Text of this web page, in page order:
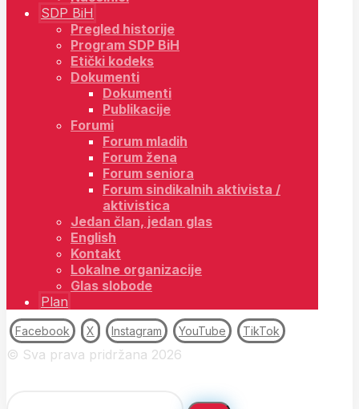
SDP BiH
Pregled historije
Program SDP BiH
Etički kodeks
Dokumenti
Dokumenti
Publikacije
Forumi
Forum mladih
Forum žena
Forum seniora
Forum sindikalnih aktivista /
aktivistica
Jedan član, jedan glas
English
Kontakt
Lokalne organizacije
Glas slobode
Plan
Facebook X Instagram YouTube TikTok
© Sva prava pridržana 2026